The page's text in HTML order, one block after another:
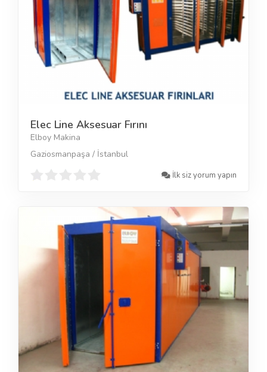
Elec Line Aksesuar Fırını
Elboy Makina
Gaziosmanpaşa / İstanbul
İlk siz yorum yapın